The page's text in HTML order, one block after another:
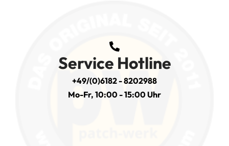
Service Hotline
+49/(0)6182 - 8202988
Mo-Fr, 10:00 - 15:00 Uhr